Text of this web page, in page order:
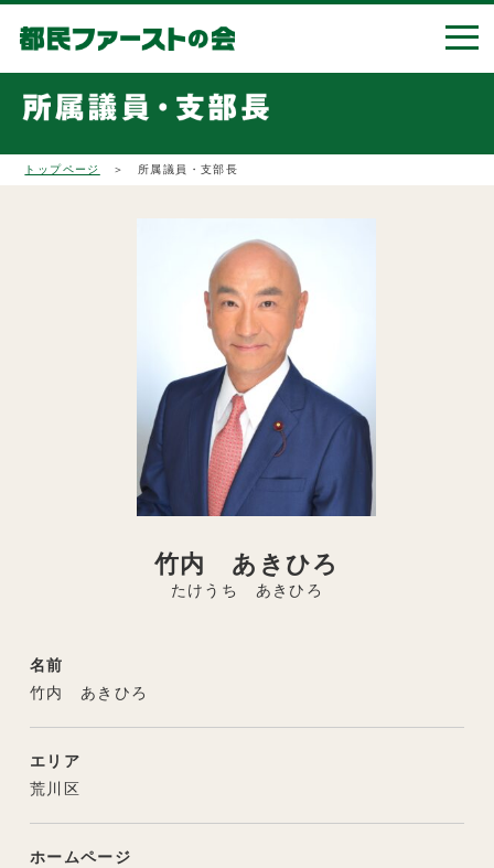
トップページ ＞ 所属議員・支部長
竹内 あきひろ
たけうち あきひろ
名前
竹内 あきひろ
エリア
荒川区
ホームページ